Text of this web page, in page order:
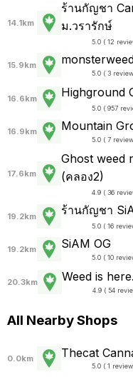
14.1km
ร้านกัญชา
ม.วรารักษ์
5.0 ( 12
15.9km
5.0 ( 3
16.6km Highground
5.0 ( 957
16.9km Mountain
5.0 ( 7
17.6km
Ghost weed
(คลอง2)
4.9 ( 36
19.2km ร้านกัญชา
5.0 ( 16
19.2km SiAM OG
5.0 ( 10
20.3km Weed is here.
4.9 ( 54
All Nearby Shops
0.0km Thecat
5.0 ( 1